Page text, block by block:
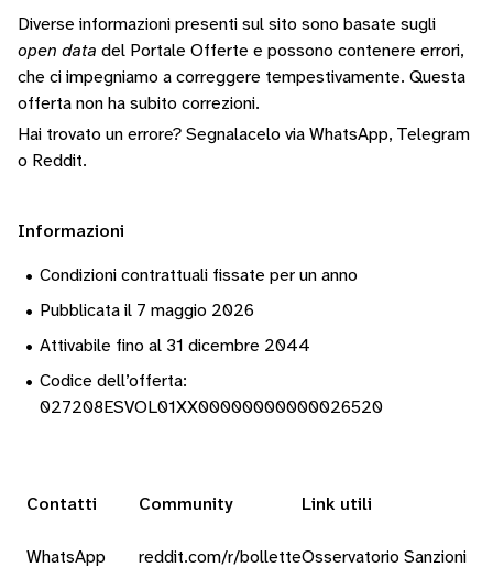
Diverse informazioni presenti sul sito sono basate sugli
open data del Portale Offerte e possono contenere errori,
che ci impegniamo a correggere tempestivamente. Questa
offerta non ha subito correzioni.
Hai trovato un errore? Segnalacelo via WhatsApp, Telegram
o Reddit.
Informazioni
• Condizioni contrattuali fissate per un anno
• Pubblicata il 7 maggio 2026
• Attivabile fino al 31 dicembre 2044
• Codice dell’offerta:
027208ESVOL01XX00000000000026520
Contatti
WhatsApp
Community
reddit.com/r/bollette
Link utili
Osservatorio Sanzioni